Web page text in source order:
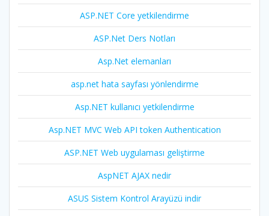
ASP.NET Core yetkilendirme
ASP.Net Ders Notları
Asp.Net elemanları
asp.net hata sayfası yönlendirme
Asp.NET kullanıcı yetkilendirme
Asp.NET MVC Web API token Authentication
ASP.NET Web uygulaması geliştirme
AspNET AJAX nedir
ASUS Sistem Kontrol Arayüzü indir